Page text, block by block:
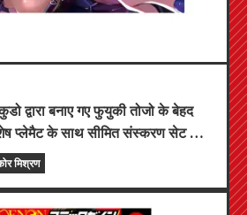
द्वारा बनाए गए फुयुकी तोजो के बेहद
प्लेमैट के साथ सीमित संस्करण सेट के
हो गए हैं! "द सीक्रेट ऑफ द गैल ब्राइड"
को रिलीज़ होने वाला है!
मिश्रण